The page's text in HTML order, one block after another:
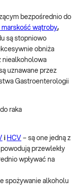
bezpośrednio do
marskość wątroby,
są stopniowo
obniża
niealkoholowa
uznawane przez
Gastroenterologii
raka
i HCV – są one jedną z
przewlekły
wpływać na
spożywanie alkoholu